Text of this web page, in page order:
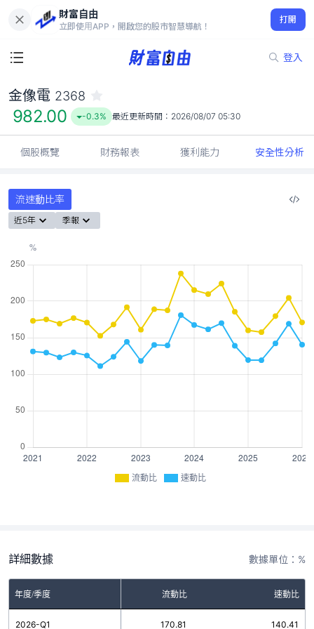
財富自由
立即使用APP，開啟您的股市智慧導航！
打開
登入
982.00
-0.3%
金像電 2368
982.00 -0.3% 最近更新時間： 2026/08/07 05:30
個股概覽 財務報表 獲利能力 安全性分析
流速動比率
近5年 季報
流動比 速動比
詳細數據 數據單位：%
年度/季度 流動比 速動比
2026-Q1 170.81 140.41